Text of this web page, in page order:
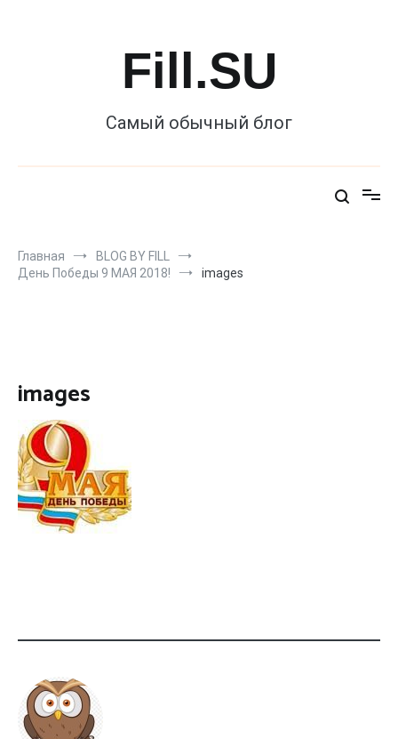
Fill.SU
Самый обычный блог
Главная
BLOG BY FILL
День Победы 9 МАЯ 2018!
images
images